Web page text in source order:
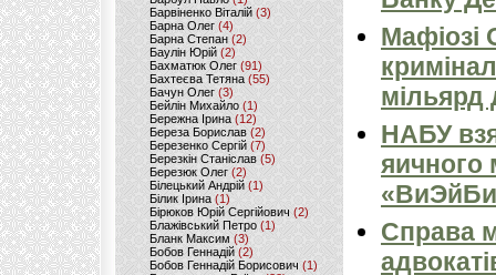
Барвіненко Віталій(3)
Барна Олег (4)
Барна Степан (2)
Баулін Юрій (2)
Бахматюк Олег (91)
Бахтеєва Тетяна(55)
Бачун Олег (3)
Бейлін Михайло (1)
Бережна Ірина(12)
Береза Борислав(2)
Березенко Сергій (7)
Березкін Станіслав (5)
Березюк Олег(2)
Білецький Андрій (1)
Білик Ірина (1)
Бірюков Юрій Сергійович (2)
Блажівський Петро (1)
Бланк Максим(3)
Бобов Геннадій (2)
Бобов Геннадій Борисович (1)
мільярд
НАБУ
Справа